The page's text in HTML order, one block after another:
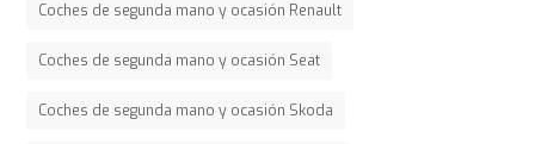
Coches de segunda mano y ocasión Renault
Coches de segunda mano y ocasión Seat
Coches de segunda mano y ocasión Skoda